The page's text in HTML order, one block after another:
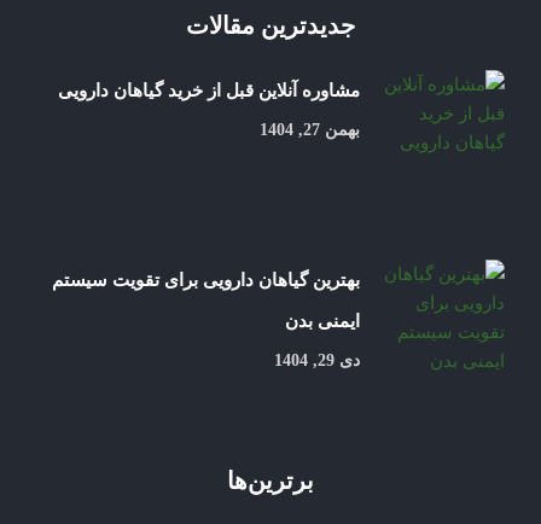
جدیدترین مقالات
مشاوره آنلاین قبل از خرید گیاهان دارویی
بهمن 27, 1404
بهترین گیاهان دارویی برای تقویت سیستم
ایمنی بدن
دی 29, 1404
برترین‌ها